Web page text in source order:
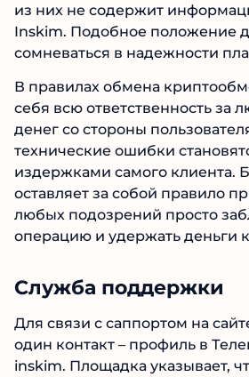
из них не содержит
Inskim. Подобное положение
сомневаться в надежности
В правилах обмена
себя всю ответственность за
денег со стороны
технические ошибки
издержками самого клиента.
оставляет за собой правило
любых подозрений просто
операцию и удержать деньги
Служба поддержки
Для связи с саппортом на
один контакт – профиль в
inskim. Площадка указывает,